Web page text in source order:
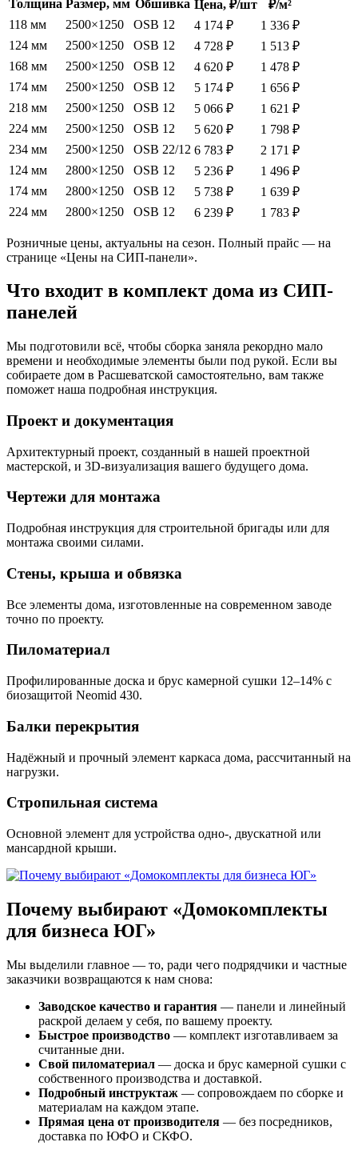
Толщина Размер, мм Обшивка Цена, ₽/шт
₽/м²
118 мм
2500×1250 OSB 12 4 174 ₽
1 336 ₽
124 мм
2500×1250 OSB 12 4 728 ₽
1 513 ₽
168 мм
2500×1250 OSB 12 4 620 ₽
1 478 ₽
174 мм
2500×1250 OSB 12 5 174 ₽
1 656 ₽
218 мм
2500×1250 OSB 12 5 066 ₽
1 621 ₽
224 мм
2500×1250 OSB 12 5 620 ₽
1 798 ₽
234 мм
2500×1250 OSB 22/12 6 783 ₽
2 171 ₽
124 мм
2800×1250 OSB 12 5 236 ₽
1 496 ₽
174 мм
2800×1250 OSB 12 5 738 ₽
1 639 ₽
224 мм
2800×1250 OSB 12 6 239 ₽ 1 783 ₽
Розничные цены, актуальны на сезон. Полный прайс — на
странице «Цены на СИП-панели».
Что входит в комплект дома из СИП-
панелей
Мы подготовили всё, чтобы сборка заняла рекордно мало
времени и необходимые элементы были под рукой. Если вы
собираете дом в Расшеватской самостоятельно, вам также
поможет наша подробная инструкция.
Проект и документация
Архитектурный проект, созданный в нашей проектной
мастерской, и 3D-визуализация вашего будущего дома.
Чертежи для монтажа
Подробная инструкция для строительной бригады или для
монтажа своими силами.
Стены, крыша и обвязка
Все элементы дома, изготовленные на современном заводе
точно по проекту.
Пиломатериал
Профилированные доска и брус камерной сушки 12–14% с
биозащитой Neomid 430.
Балки перекрытия
Надёжный и прочный элемент каркаса дома, рассчитанный на
нагрузки.
Стропильная система
Основной элемент для устройства одно-, двускатной или
мансардной крыши.
Почему выбирают «Домокомплекты
для бизнеса ЮГ»
Мы выделили главное — то, ради чего подрядчики и частные
заказчики возвращаются к нам снова:
Заводское качество и гарантия — панели и линейный
раскрой делаем у себя, по вашему проекту.
Быстрое производство — комплект изготавливаем за
считанные дни.
Свой пиломатериал — доска и брус камерной сушки с
собственного производства и доставкой.
Подробный инструктаж — сопровождаем по сборке и
материалам на каждом этапе.
Прямая цена от производителя — без посредников,
доставка по ЮФО и СКФО.